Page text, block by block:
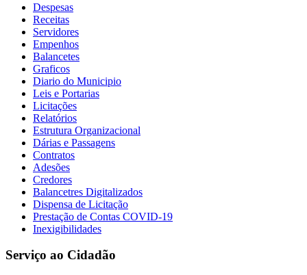
Despesas
Receitas
Servidores
Empenhos
Balancetes
Graficos
Diario do Municipio
Leis e Portarias
Licitações
Relatórios
Estrutura Organizacional
Dárias e Passagens
Contratos
Adesões
Credores
Balancetres Digitalizados
Dispensa de Licitação
Prestação de Contas COVID-19
Inexigibilidades
Serviço ao Cidadão